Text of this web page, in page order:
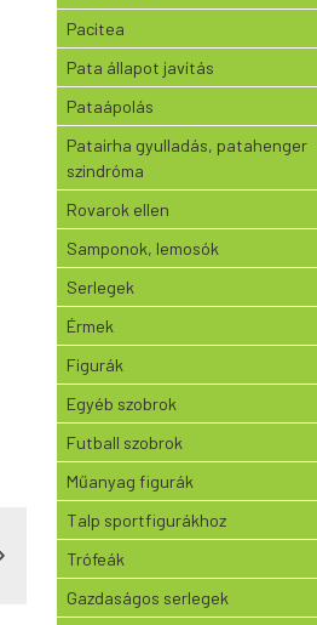
Pacitea
Pata állapot javítás
Pataápolás
Patairha gyulladás, patahenger
szindróma
Rovarok ellen
Samponok, lemosók
Serlegek
Érmek
Figurák
Egyéb szobrok
Futball szobrok
Műanyag figurák
Talp sportfigurákhoz
Trófeák
Gazdaságos serlegek